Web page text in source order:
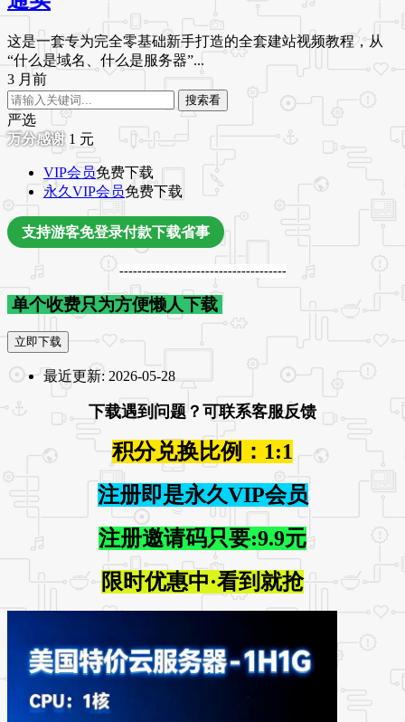
这是一套专为完全零基础新手打造的全套建站视频教程，从
“什么是域名、什么是服务器”...
3 月前
搜索看
严选
1 元
VIP会员免费下载
永久VIP会员免费下载
支持游客免登录付款下载省事
-------------------------------------
单个收费只为方便懒人下载
立即下载
最近更新: 2026-05-28
下载遇到问题？可联系客服反馈
积分兑换比例：1:1
注册即是永久VIP会员
注册邀请码只要:9.9元
限时优惠中·看到就抢